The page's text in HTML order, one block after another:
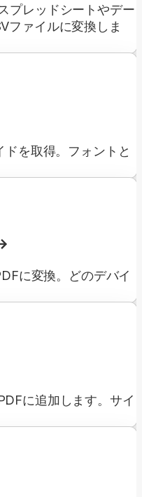
プレッドシートやデー
ファイルに変換しま
を取得。フォントと
に変換。どのデバイ
に追加します。サイ